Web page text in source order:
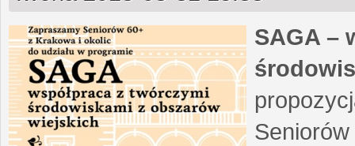
SAGA –